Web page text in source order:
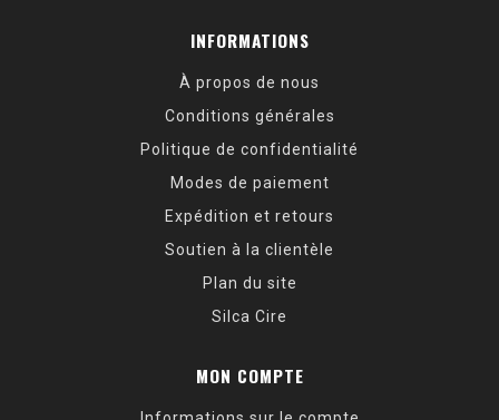
INFORMATIONS
À propos de nous
Conditions générales
Politique de confidentialité
Modes de paiement
Expédition et retours
Soutien à la clientèle
Plan du site
Silca Cire
MON COMPTE